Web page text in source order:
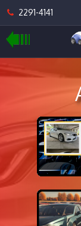
2291-4141